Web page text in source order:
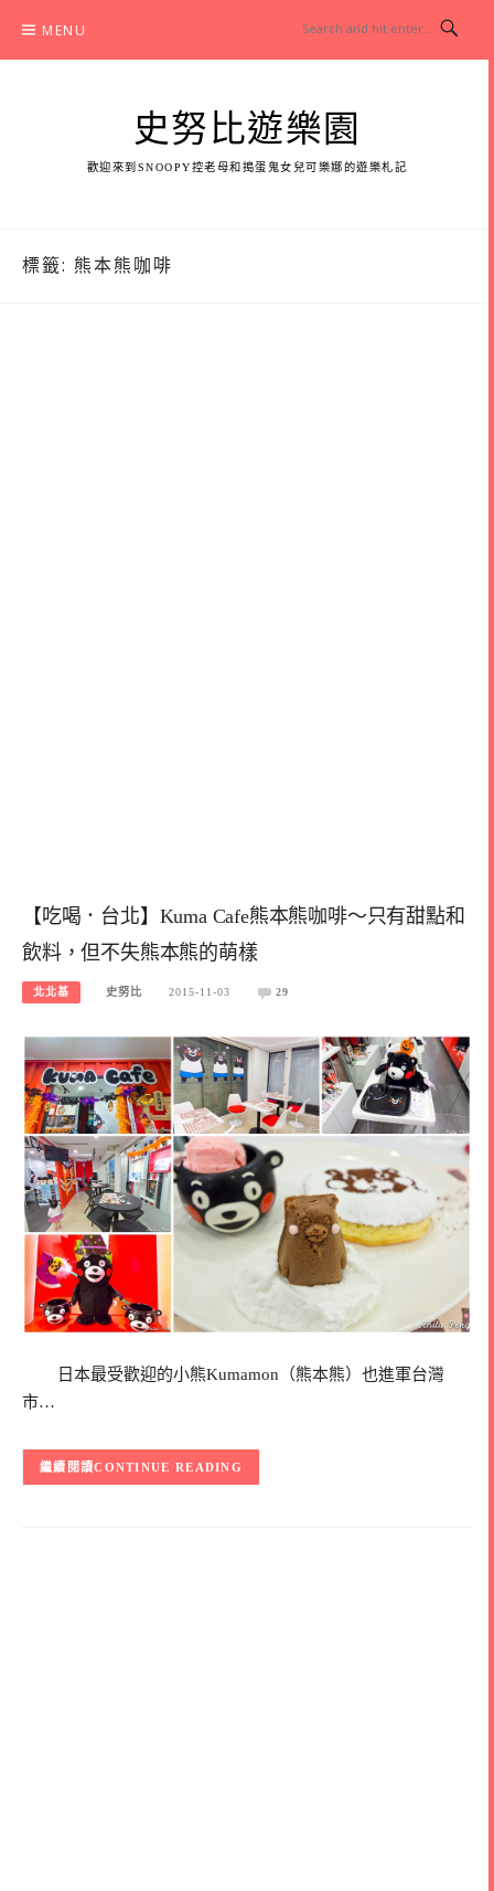
content
MENU
史努比遊樂園
歡迎來到SNOOPY控老母和搗蛋鬼女兒可樂娜的遊樂札記
標籤: 熊本熊咖啡
【吃喝．台北】Kuma Cafe熊本熊咖啡～只有甜點和
飲料，但不失熊本熊的萌樣
北北基 史努比 2015-11-03 29
日本最受歡迎的小熊Kumamon（熊本熊）也進軍台灣
市…
CONTINUE READING